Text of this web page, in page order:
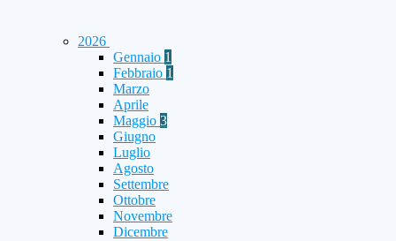
2026
Gennaio 1
Febbraio 1
Marzo
Aprile
Maggio 3
Giugno
Luglio
Agosto
Settembre
Ottobre
Novembre
Dicembre